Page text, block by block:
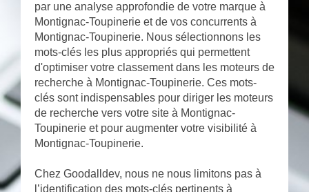
par une analyse approfondie de votre marque à
Montignac-Toupinerie et de vos concurrents à
Montignac-Toupinerie. Nous sélectionnons les
mots-clés les plus appropriés qui permettent
d'optimiser votre classement dans les moteurs de
recherche à Montignac-Toupinerie. Ces mots-
clés sont indispensables pour diriger les moteurs
de recherche vers votre site à Montignac-
Toupinerie et pour augmenter votre visibilité à
Montignac-Toupinerie.
Chez Goodalldev, nous ne nous limitons pas à
l’identification des mots-clés pertinents à